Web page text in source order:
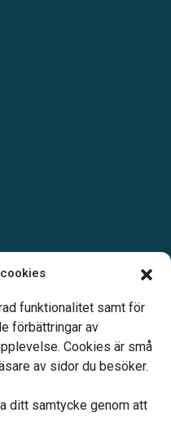
funktionalitet samt för
förbättringar av
Cookies är små
av sidor du besöker.
ditt samtycke genom att